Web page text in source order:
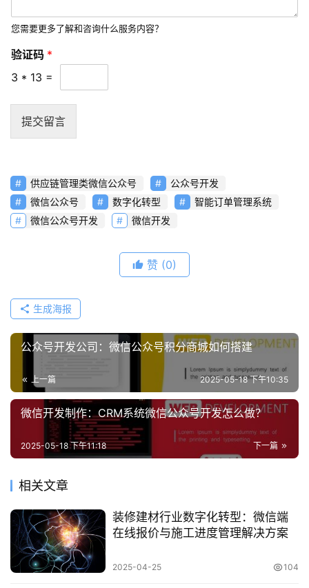
您需要更多了解和咨询什么服务内容？
验证码 *
3 * 13 =
提交留言
供应链管理类微信公众号
公众号开发
微信公众号
数字化转型
智能订单管理系统
微信公众号开发
微信开发
赞 (0)
生成海报
公众号开发公司：微信公众号积分商城如何搭建
上一篇 2025-05-18 下午10:35
微信开发制作：CRM系统微信公众号开发怎么做？
下一篇
2025-05-18 下午11:18
相关文章
装修建材行业数字化转型：微信端
在线报价与施工进度管理解决方案
2025-04-25 104